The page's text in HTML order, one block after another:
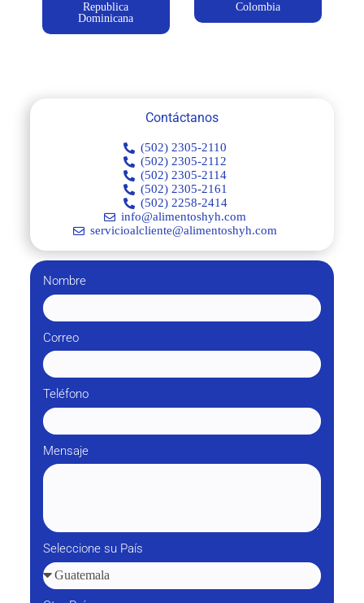
Republica
Dominicana
Colombia
Contáctanos
(502) 2305-2110
(502) 2305-2112
(502) 2305-2114
(502) 2305-2161
(502) 2258-2414
info@alimentoshyh.com
servicioalcliente@alimentoshyh.com
Nombre
Correo
Teléfono
Mensaje
Seleccione su País